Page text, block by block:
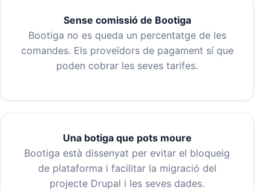
Sense comissió de Bootiga
Bootiga no es queda un percentatge de les
comandes. Els proveïdors de pagament sí que
poden cobrar les seves tarifes.
Una botiga que pots moure
Bootiga està dissenyat per evitar el bloqueig
de plataforma i facilitar la migració del
projecte Drupal i les seves dades.